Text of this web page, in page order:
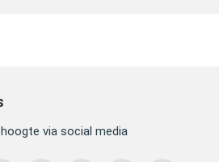
via social media